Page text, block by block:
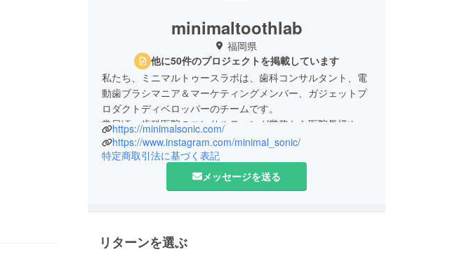
minimaltoothlab
福岡県
他に50件のプロジェクトを掲載しています
私たち、ミニマルトゥースラボは、歯科コンサルタント、電
動歯ブラシマニア＆マーケティングメンバー、ガジェットプ
ロダクトディベロッパーのチームです。
常日頃、歯科医院のコンサルティング業務から医院長様やス
タッフ様、そして患者様のニーズを捉え、プロダクト開発で
そのペインをクリアすることができるように日々励んでおり
今後も様々なアイデアを現実化して皆様に新しい体験をお送
https://minimalsonic.com/
https://www.instagram.com/minimal_sonic/
特定商取引法に基づく表記
メッセージを送る
リターンを選ぶ